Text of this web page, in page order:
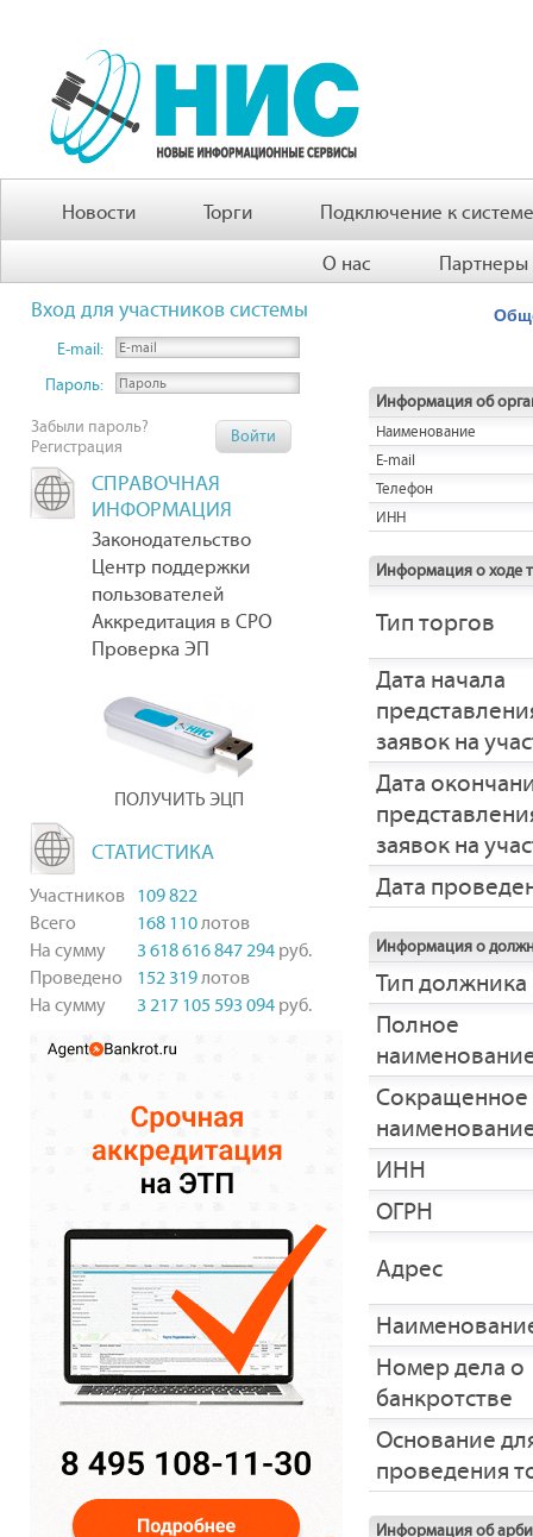
Новости Торги Подключение к системе
О нас Партнеры
Вход для участников системы
E-mail:
Пароль:
Забыли пароль?
Регистрация
СПРАВОЧНАЯ
ИНФОРМАЦИЯ
Законодательство
Центр поддержки
пользователей
Аккредитация в СРО
Проверка ЭП
ПОЛУЧИТЬ ЭЦП
СТАТИСТИКА
Участников 109 822
Всего
168 110лотов
На сумму
3 618 616 847 294 руб.
Проведено
152 319лотов
На сумму
3 217 105 593 094 руб.
Информация об
Наименование
E-mail
Телефон
ИНН
Информация о ходе
Тип торгов
Дата начала
заявок на
Дата
заявок на
Дата
Информация о
Тип должника
Полное
Сокращенное
ИНН
ОГРН
Адрес
Номер дела о
банкротстве
Основание
проведения
Информация об